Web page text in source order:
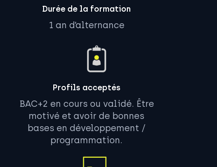
Durée de la formation
1 an d’alternance
Profils acceptés
BAC+2 en cours ou validé. Être
motivé et avoir de bonnes
bases en développement /
programmation.